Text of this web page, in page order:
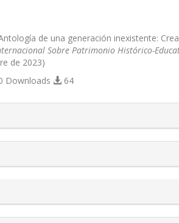
de una generación inexistente:
Sobre Patrimonio Histórico-
de 2023)
Downloads 64